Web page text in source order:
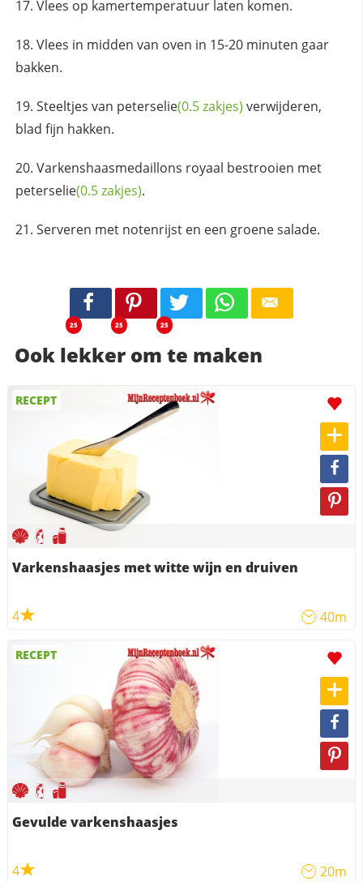
Vlees op kamertemperatuur laten komen.
Vlees in midden van oven in 15-20 minuten gaar
bakken.
Steeltjes van peterselie(0.5 zakjes) verwijderen,
blad fijn hakken.
Varkenshaasmedaillons royaal bestrooien met
peterselie(0.5 zakjes).
Serveren met notenrijst en een groene salade.
25 25 25
Ook lekker om te maken
RECEPT
Varkenshaasjes met witte wijn en druiven
4 40m
RECEPT
Gevulde varkenshaasjes
4 20m